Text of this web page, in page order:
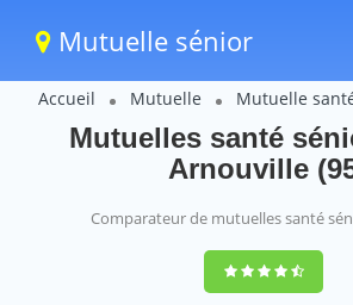
Mutuelle sénior
Accueil Mutuelle Mutuelle
Mutuelles santé
Arnouville
Comparateur de mutuelles santé